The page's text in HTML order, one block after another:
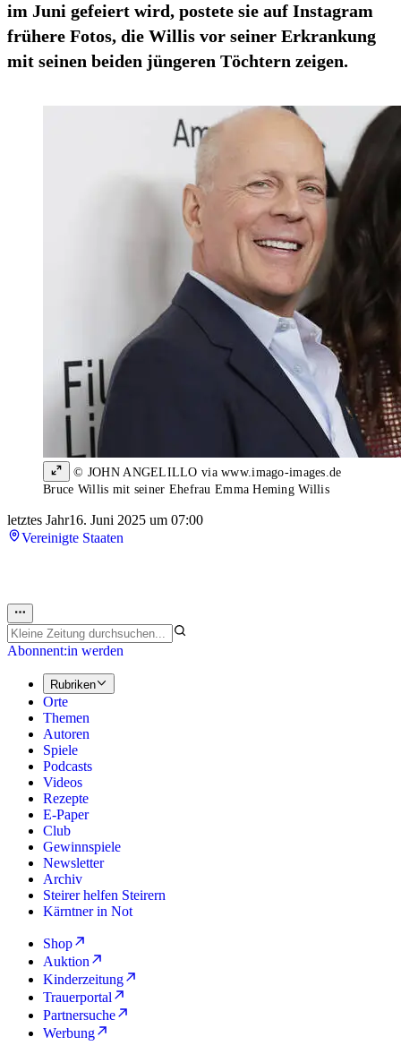
im Juni gefeiert wird, postete sie auf Instagram
frühere Fotos, die Willis vor seiner Erkrankung
mit seinen beiden jüngeren Töchtern zeigen.
© JOHN ANGELILLO via www.imago-images.de
Bruce Willis mit seiner Ehefrau Emma Heming Willis
letztes Jahr16. Juni 2025 um 07:00
Vereinigte Staaten
Abonnent:in werden
Rubriken
Orte
Themen
Autoren
Spiele
Podcasts
Videos
Rezepte
E-Paper
Club
Gewinnspiele
Newsletter
Archiv
Steirer helfen Steirern
Kärntner in Not
Shop
Auktion
Kinderzeitung
Trauerportal
Partnersuche
Werbung